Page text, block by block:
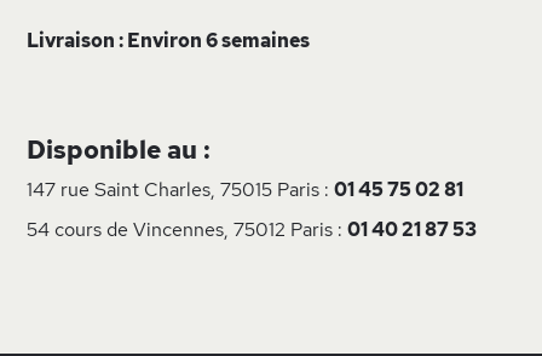
Livraison : Environ 6 semaines
Disponible au :
147 rue Saint Charles, 75015 Paris : 01 45 75 02 81
54 cours de Vincennes, 75012 Paris : 01 40 21 87 53